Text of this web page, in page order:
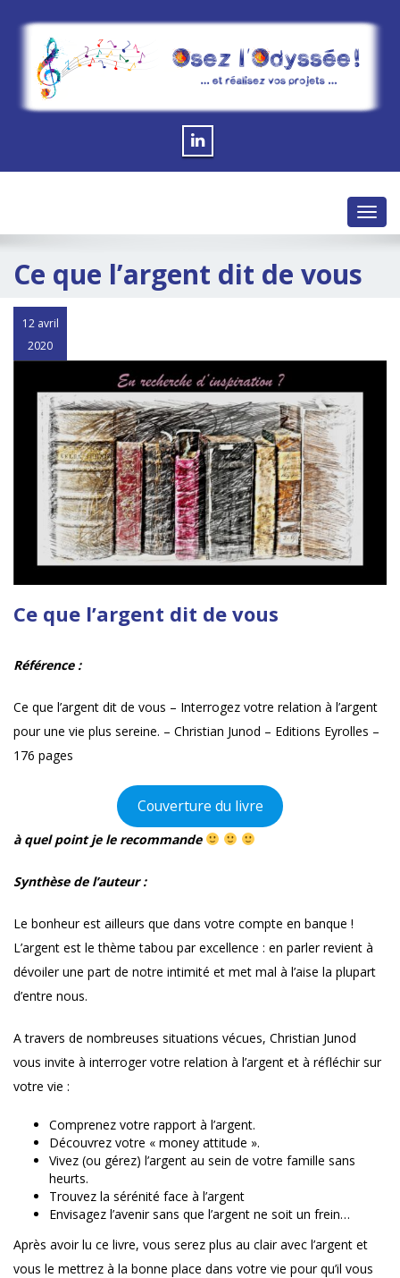
Ce que l’argent dit de vous
12 avril
2020
Ce que l’argent dit de vous
Référence :
Ce que l’argent dit de vous – Interrogez votre relation à l’argent
pour une vie plus sereine. – Christian Junod – Editions Eyrolles –
176 pages
Couverture du livre
à quel point je le recommande
Synthèse de l’auteur :
Le bonheur est ailleurs que dans votre compte en banque !
L’argent est le thème tabou par excellence : en parler revient à
dévoiler une part de notre intimité et met mal à l’aise la plupart
d’entre nous.
A travers de nombreuses situations vécues, Christian Junod
vous invite à interroger votre relation à l’argent et à réfléchir sur
votre vie :
Comprenez votre rapport à l’argent.
Découvrez votre « money attitude ».
Vivez (ou gérez) l’argent au sein de votre famille sans
heurts.
Trouvez la sérénité face à l’argent
Envisagez l’avenir sans que l’argent ne soit un frein…
Après avoir lu ce livre, vous serez plus au clair avec l’argent et
vous le mettrez à la bonne place dans votre vie pour qu’il vous